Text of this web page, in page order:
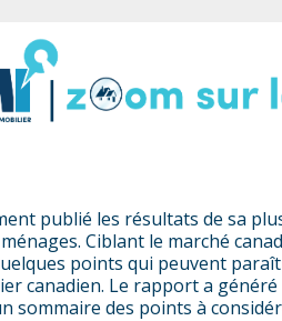
publié les résultats de sa
Ciblant le marché
points qui peuvent
canadien. Le rapport a
sommaire des points à